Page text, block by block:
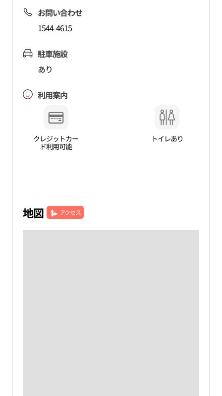
お問い合わせ
1544-4615
駐車施設
あり
利用案内
クレジットカー
ド利用可能
トイレあり
地図 アクセス